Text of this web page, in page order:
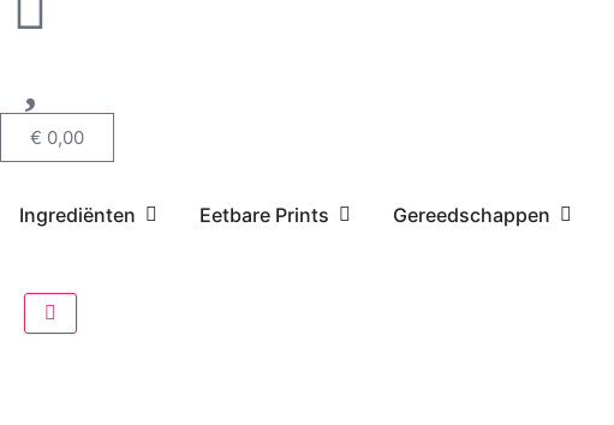
€ 0,00
Ingrediënten Eetbare Prints Gereedschappen